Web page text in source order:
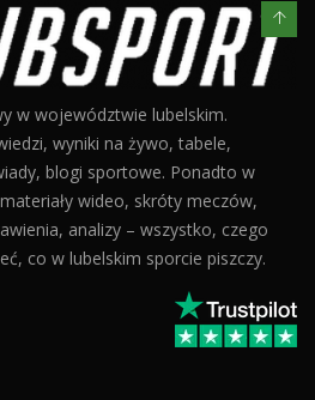
w województwie lubelskim.
wyniki na żywo, tabele,
blogi sportowe. Ponadto w
wideo, skróty meczów,
analizy – wszystko, czego
co w lubelskim sporcie piszczy.